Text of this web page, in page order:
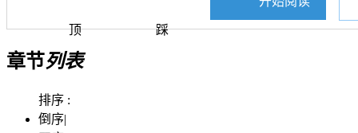
顶 踩
章节列表
排序 :
倒序|